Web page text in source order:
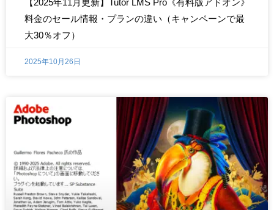
料金のセール情報・プランの違い（キャンペーンで最
大30％オフ）
2025年10月26日